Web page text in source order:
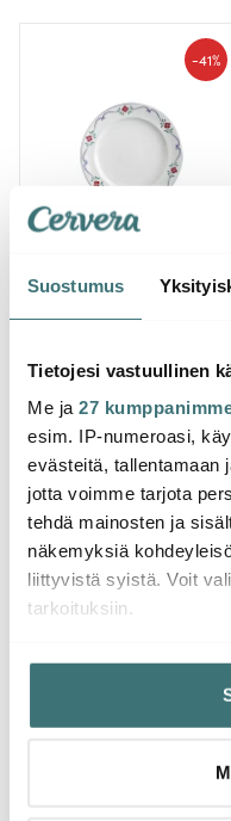
Suostumus
Tietojesi vastuullinen
Me ja 27
esim. IP-numeroasi,
evästeitä, tallentamaan
jotta voimme tarjota
tehdä mainosten ja
näkemyksiä
liittyvistä syistä. Voit
tarkoituksiin.
Jos sallit, haluamme
Kerätä tietoja
mahdollisesti
aktiivisesti
Rörstrand
-41%
Saatavilla
Saatat